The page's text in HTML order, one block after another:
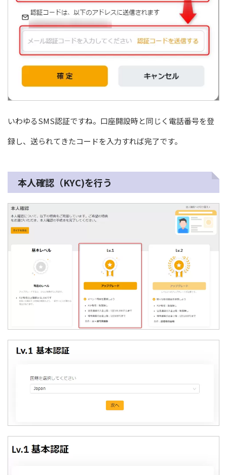
いわゆるSMS認証ですね。口座開設時と同じく電話番号を登
録し、送られてきたコードを入力すれば完了です。
本人確認（KYC)を行う